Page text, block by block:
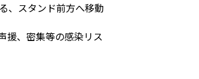
、スタンド前方へ移動
援、密集等の感染リス